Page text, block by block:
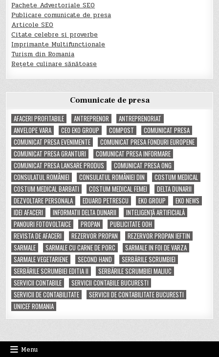
Pachete Advertoriale SEO
Publicare comunicate de presa
Articole SEO
Citate celebre si proverbe
Imprimante Multifunctionale
Turism din Romania
Rețete culinare sănătoase
Comunicate de presa
AFACERI PROFITABILE
ANTREPRENOR
ANTREPRENORIAT
ANVELOPE VARA
CEO EKO GROUP COMPOST
COMUNICAT PRESA
COMUNICAT PRESA EVENIMENTE
COMUNICAT PRESA FONDURI EUROPENE
COMUNICAT PRESA GRANTURI
COMUNICAT PRESA INFORMARE
COMUNICAT PRESA LANSARE PRODUS
COMUNICAT PRESA ONG
CONSULATUL ROMÂNIEI
CONSULATUL ROMÂNIEI DIN
COSTUM MEDICAL
COSTUM MEDICAL BARBATI
COSTUM MEDICAL FEMEI
DELTA DUNARII
DEZVOLTARE PERSONALA
EDUARD PETRESCU EKO GROUP
EKO NEWS
IDEI AFACERI
INFORMATII DELTA DUNARII
INTELIGENȚĂ ARTIFICIALĂ
PANOURI FOTOVOLTAICE
PROPAN
PUBLICITATE OOH
REVISTA DE AFACERI
REZERVOR PROPAN
REZERVOR PROPAN IEFTIN
SARMALE
SARMALE CU CARNE DE PORC
SARMALE IN FOI DE VARZA
SARMALE VEGETARIENE
SECOND HAND
SERBĂRILE SCRUMBIEI
SERBĂRILE SCRUMBIEI EDITIA II
SERBĂRILE SCRUMBIEI MALIUC
SERVICII CONTABILE
SERVICII CONTABILE BUCURESTI
SERVICII DE CONTABILITATE
SERVICII DE CONTABILITATE BUCURESTI
UNICEF ROMANIA
Menu